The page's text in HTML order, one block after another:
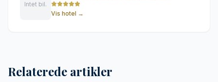
Intet bil.
Vis hotel →
Relaterede artikler